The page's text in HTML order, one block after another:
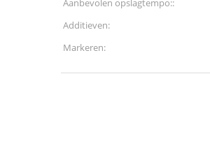
Aanbevolen opslagtempo::
Additieven:
Markeren: